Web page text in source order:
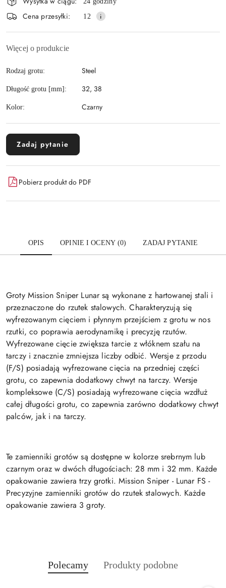
Wyślij
i
dostawa
Cena przesyłki: 12
Więcej o produkcie
Rodzaj grotu: Steel
Długość grotu [mm]: 32, 38
Kolor: Czarny
Zadaj pytanie
Pobierz produkt do PDF
OPIS OPINIE I OCENY (0) ZADAJ PYTANIE
Groty Mission Sniper Lunar są wykonane z hartowanej stali i
przeznaczone do rzutek stalowych. Charakteryzują się
wyfrezowanym cięciem i płynnym przejściem z grotu w nos
rzutki, co poprawia aerodynamikę i precyzję rzutów.
Wyfrezowane cięcie zwiększa tarcie z włóknem szału na
tarczy i znacznie zmniejsza liczby odbić. Wersje z przodu
(F/S) posiadają wyfrezowane cięcia na przedniej części
grotu, co zapewnia dodatkowy chwyt na tarczy. Wersje
kompleksowe (C/S) posiadają wyfrezowane cięcia wzdłuż
całej długości grotu, co zapewnia zarówno dodatkowy chwyt
palców, jak i na tarczy.
Te zamienniki grotów są dostępne w kolorze srebrnym lub
czarnym oraz w dwóch długościach: 28 mm i 32 mm. Każde
opakowanie zawiera trzy grotki. Mission Sniper - Lunar FS -
Precyzyjne zamienniki grotów do rzutek stalowych. Każde
opakowanie zawiera 3 groty.
Pomiń karuzelę produktów
Produkty
Polecamy
Produkty
Produkty podobne